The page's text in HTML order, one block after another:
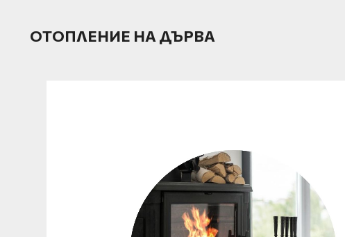
ОТОПЛЕНИЕ НА ДЪРВА